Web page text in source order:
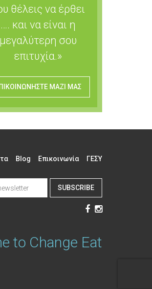
θέλεις να έρθει
…. και να είναι η
μεγαλύτερη σου
επιτυχία.»
ΜΑΖΙ ΜΑΣ
Blog Επικοινωνία ΓΕΣΥ
SUBSCRIBE
to Change Eat